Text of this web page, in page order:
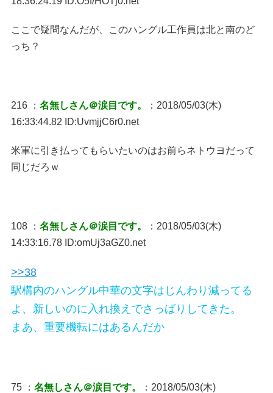
ここで疑問なんだが、このハングル工作員は北と南のど
っち？
216 ： 名無しさん＠涙目です。
：2018/05/03(木)
16:33:44.82 ID:UvmjjC6r0.net
米軍に引き払ってもらいたいのはお前らネトウヨだって
同じだろｗ
108 ： 名無しさん＠涙目です。
：2018/05/03(木)
14:33:16.78 ID:omUj3aGZ0.net
>>38
駅構内のハングル中華の文字はじんわり減ってる
よ、新しいのに入れ換えでさっばりしてきた。
まあ、重要機転にはあるんだか
75 ： 名無しさん＠涙目です。 ：2018/05/03(木)